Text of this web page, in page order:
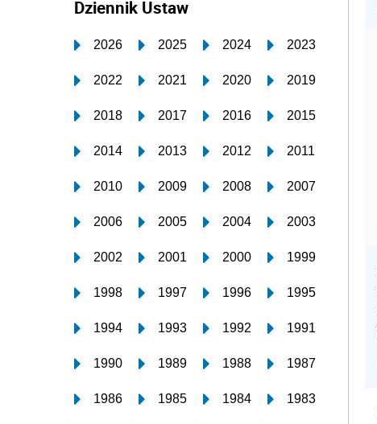
Dziennik Ustaw
2026 2025 2024 2023
2022 2021 2020 2019
2018 2017 2016 2015
2014 2013 2012 2011
2010 2009 2008 2007
2006 2005 2004 2003
2002 2001 2000 1999
1998 1997 1996 1995
1994 1993 1992 1991
1990 1989 1988 1987
1986 1985 1984 1983